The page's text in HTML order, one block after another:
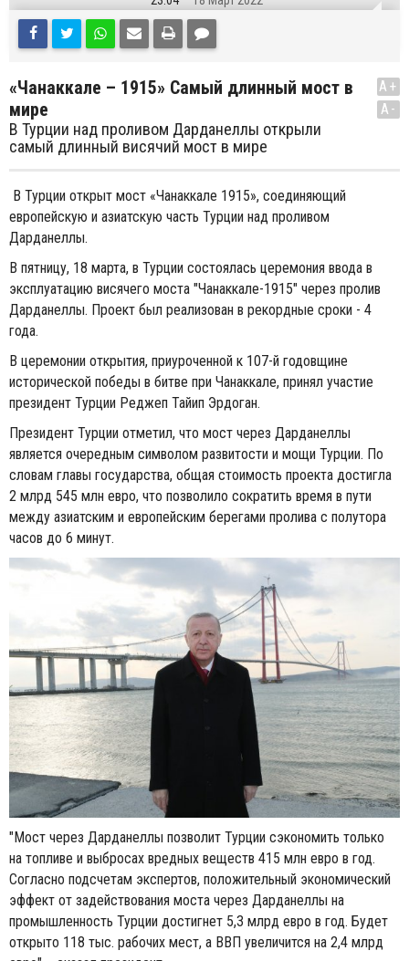
«Чанаккале – 1915» Самый длинный мост в
мире
В Турции над проливом Дарданеллы открыли
самый длинный висячий мост в мире
A+
A-
В Турции открыт мост «Чанаккале 1915», соединяющий
европейскую и азиатскую часть Турции над проливом
Дарданеллы.
В пятницу, 18 марта, в Турции состоялась церемония ввода в
эксплуатацию висячего моста "Чанаккале-1915" через пролив
Дарданеллы. Проект был реализован в рекордные сроки - 4
года.
В церемонии открытия, приуроченной к 107-й годовщине
исторической победы в битве при Чанаккале, принял участие
президент Турции Реджеп Тайип Эрдоган.
Президент Турции отметил, что мост через Дарданеллы
является очередным символом развитости и мощи Турции. По
словам главы государства, общая стоимость проекта достигла
2 млрд 545 млн евро, что позволило сократить время в пути
между азиатским и европейским берегами пролива с полутора
часов до 6 минут.
"Мост через Дарданеллы позволит Турции сэкономить только
на топливе и выбросах вредных веществ 415 млн евро в год.
Согласно подсчетам экспертов, положительный экономический
эффект от задействования моста через Дарданеллы на
промышленность Турции достигнет 5,3 млрд евро в год. Будет
открыто 118 тыс. рабочих мест, а ВВП увеличится на 2,4 млрд